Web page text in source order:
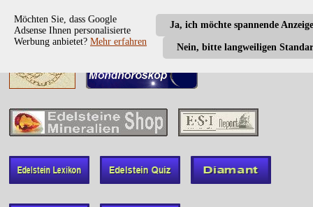
Ja, ich möchte spannende
Nein, bitte langweiligen
Möchten Sie, dass Google
Adsense Ihnen personalisierte
Werbung anbietet? Mehr erfahren